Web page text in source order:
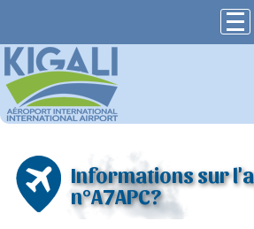
Informations sur
n°A7APC?